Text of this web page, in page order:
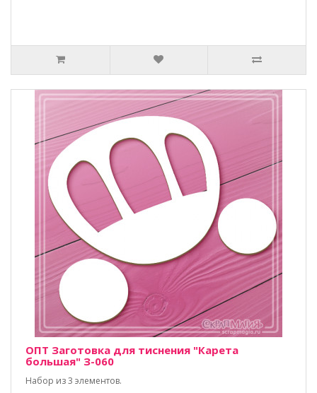
ОПТ Заготовка для тиснения "Карета
большая" З-060
Набор из 3 элементов.